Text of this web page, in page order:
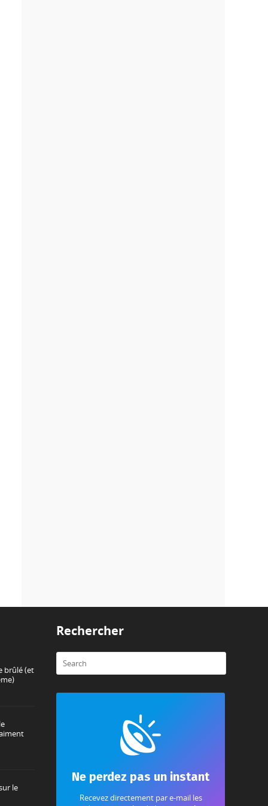
brûlé (et
le
Rechercher
Ne perdez pas un instant
Recevez directement par e-mail les